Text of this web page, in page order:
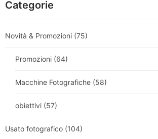
Categorie
Novità & Promozioni (75)
Promozioni (64)
Macchine Fotografiche (58)
obiettivi (57)
Usato fotografico (104)